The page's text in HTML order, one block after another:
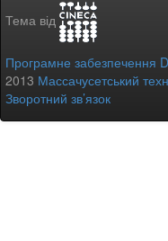
Тема від
Програмне забезпечення
2013 Массачусетський
Зворотний зв’язок